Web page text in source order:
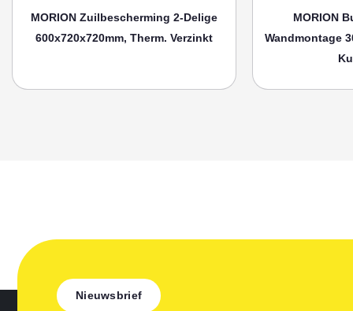
MORION Zuilbescherming 2-Delige
600x720x720mm, Therm. Verzinkt
MORION
Wandmontage
Nieuwsbrief